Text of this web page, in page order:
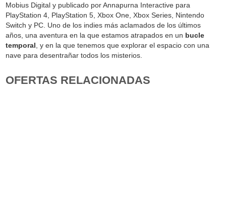
Mobius Digital y publicado por Annapurna Interactive para
PlayStation 4, PlayStation 5, Xbox One, Xbox Series, Nintendo
Switch y PC. Uno de los indies más aclamados de los últimos
años, una aventura en la que estamos atrapados en un bucle
temporal, y en la que tenemos que explorar el espacio con una
nave para desentrañar todos los misterios.
OFERTAS RELACIONADAS